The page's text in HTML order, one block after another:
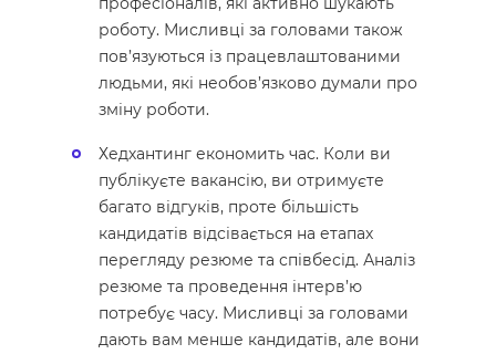
роботу. Мисливці за головами також
пов’язуються із працевлаштованими
людьми, які необов’язково думали про
зміну роботи.
Хедхантинг економить час. Коли ви
публікуєте вакансію, ви отримуєте
багато відгуків, проте більшість
кандидатів відсівається на етапах
перегляду резюме та співбесід. Аналіз
резюме та проведення інтерв’ю
потребує часу. Мисливці за головами
дають вам менше кандидатів, але вони